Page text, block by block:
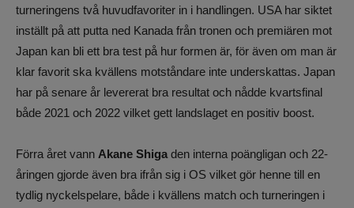
turneringens två huvudfavoriter in i handlingen. USA har siktet
inställt på att putta ned Kanada från tronen och premiären mot
Japan kan bli ett bra test på hur formen är, för även om man är
klar favorit ska kvällens motståndare inte underskattas. Japan
har på senare år levererat bra resultat och nådde kvartsfinal
både 2021 och 2022 vilket gett landslaget en positiv boost.
Förra året vann Akane Shiga den interna poängligan och 22-
åringen gjorde även bra ifrån sig i OS vilket gör henne till en
tydlig nyckelspelare, både i kvällens match och turneringen i